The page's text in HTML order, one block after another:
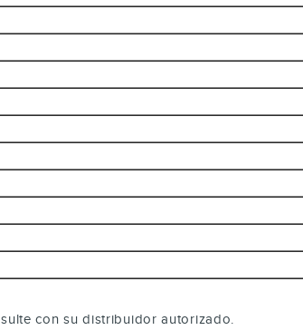
con su distribuidor autorizado.